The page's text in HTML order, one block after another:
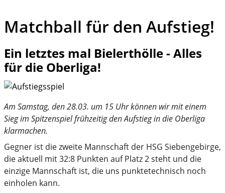
Matchball für den Aufstieg!
Ein letztes mal Bielerthölle - Alles
für die Oberliga!
Am Samstag, den 28.03. um 15 Uhr können wir mit einem
Sieg im Spitzenspiel frühzeitig den Aufstieg in die Oberliga
klarmachen.
Gegner ist die zweite Mannschaft der HSG Siebengebirge,
die aktuell mit 32:8 Punkten auf Platz 2 steht und die
einzige Mannschaft ist, die uns punktetechnisch noch
einholen kann.